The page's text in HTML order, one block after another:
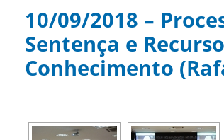
10/09/2018 –
Sentença e
Conhecimento